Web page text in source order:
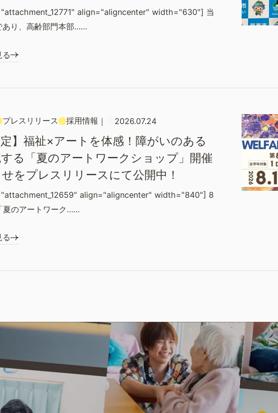
align="aligncenter" width="630"] 当
あり、高齢部門本部……
プレスリリース 採用情報 ｜ 2026.07.24
定】福祉×アートを体感！障がいのある
る「夏のアートワークショップ」開催
をプレスリリースにて公開中！
align="aligncenter" width="840"] 8
夏のアートワーク……